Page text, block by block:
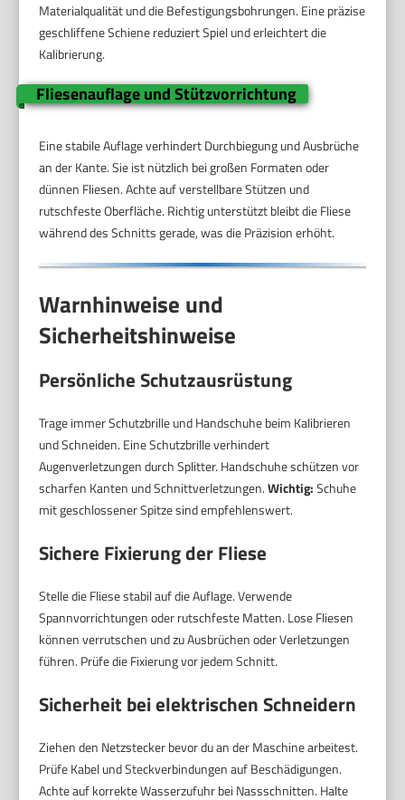
Materialqualität und die Befestigungsbohrungen. Eine präzise
geschliffene Schiene reduziert Spiel und erleichtert die
Kalibrierung.
Fliesenauflage und Stützvorrichtung
Eine stabile Auflage verhindert Durchbiegung und Ausbrüche
an der Kante. Sie ist nützlich bei großen Formaten oder
dünnen Fliesen. Achte auf verstellbare Stützen und
rutschfeste Oberfläche. Richtig unterstützt bleibt die Fliese
während des Schnitts gerade, was die Präzision erhöht.
Warnhinweise und
Sicherheitshinweise
Persönliche Schutzausrüstung
Trage immer Schutzbrille und Handschuhe beim Kalibrieren
und Schneiden. Eine Schutzbrille verhindert
Augenverletzungen durch Splitter. Handschuhe schützen vor
scharfen Kanten und Schnittverletzungen.Wichtig:Schuhe
mit geschlossener Spitze sind empfehlenswert.
Sichere Fixierung der Fliese
Stelle die Fliese stabil auf die Auflage. Verwende
Spannvorrichtungen oder rutschfeste Matten. Lose Fliesen
können verrutschen und zu Ausbrüchen oder Verletzungen
führen. Prüfe die Fixierung vor jedem Schnitt.
Sicherheit bei elektrischen Schneidern
Ziehen den Netzstecker bevor du an der Maschine arbeitest.
Prüfe Kabel und Steckverbindungen auf Beschädigungen.
Achte auf korrekte Wasserzufuhr bei Nassschnitten. Halte